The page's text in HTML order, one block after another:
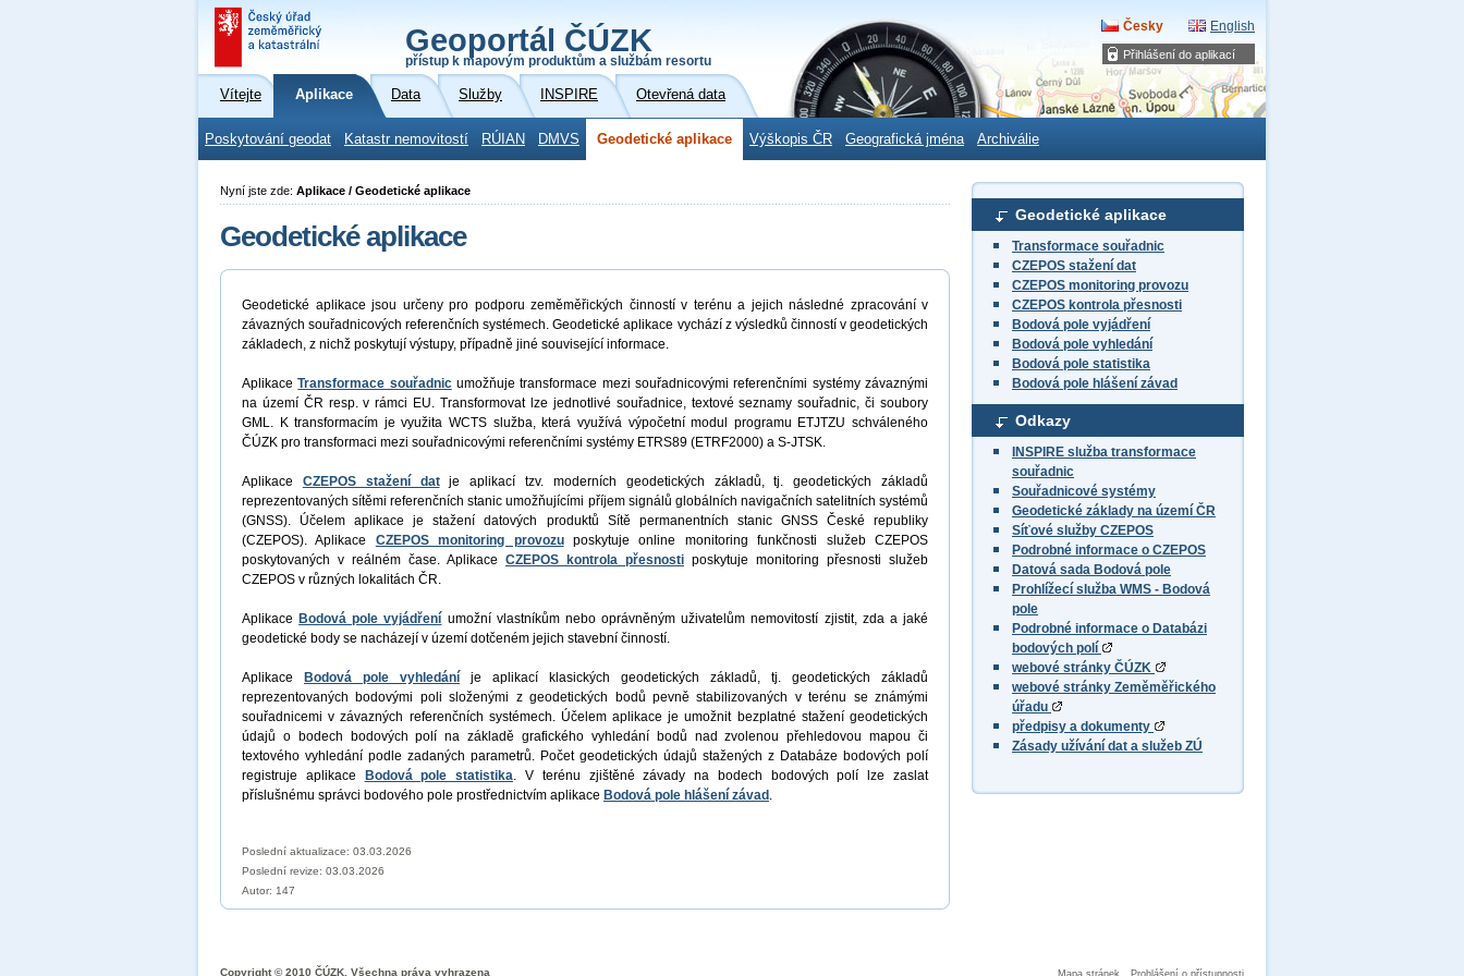
Přihlášení do aplikací
Geoportál ČÚZK
přístup k mapovým produktům a službám resortu
Česky English
Vítejte Aplikace Data Služby INSPIRE Otevřená data
Poskytování geodat Katastr nemovitostí RÚIAN DMVS Geodetické aplikace Výškopis ČR Geografická jména Archiválie
Geodetické aplikace
Transformace souřadnic
CZEPOS stažení dat
CZEPOS monitoring provozu
CZEPOS kontrola přesnosti
Bodová pole vyjádření
Bodová pole vyhledání
Bodová pole statistika
Bodová pole hlášení závad
Odkazy
INSPIRE služba transformace
souřadnic
Souřadnicové systémy
Geodetické základy na území ČR
Síťové služby CZEPOS
Podrobné informace o CZEPOS
Datová sada Bodová pole
Prohlížecí služba WMS - Bodová
pole
Podrobné informace o Databázi
bodových polí
webové stránky ČÚZK
webové stránky Zeměměřického
úřadu
předpisy a dokumenty
Zásady užívání dat a služeb ZÚ
Nyní jste zde: Aplikace / Geodetické aplikace
Geodetické aplikace
Geodetické aplikace jsou určeny pro podporu zeměměřických činností v terénu a jejich následné zpracování v
závazných souřadnicových referenčních systémech. Geodetické aplikace vychází z výsledků činností v geodetických
základech, z nichž poskytují výstupy, případně jiné související informace.
AplikaceTransformace souřadnicumožňuje transformace mezi souřadnicovými referenčními systémy závaznými
na území ČR resp. v rámci EU. Transformovat lze jednotlivé souřadnice, textové seznamy souřadnic, či soubory
GML. K transformacím je využita WCTS služba, která využívá výpočetní modul programu ETJTZU schváleného
ČÚZK pro transformaci mezi souřadnicovými referenčními systémy ETRS89 (ETRF2000) a S-JTSK.
Aplikace CZEPOS stažení datje aplikací tzv. moderních geodetických základů, tj. geodetických základů
reprezentovaných sítěmi referenčních stanic umožňujícími příjem signálů globálních navigačních satelitních systémů
(GNSS). Účelem aplikace je stažení datových produktů Sítě permanentních stanic GNSS České republiky
(CZEPOS). Aplikace CZEPOS monitoring provozuposkytuje online monitoring funkčnosti služeb CZEPOS
poskytovaných v reálném čase. Aplikace CZEPOS kontrola přesnosti poskytuje monitoring přesnosti služeb
CZEPOS v různých lokalitách ČR.
Aplikace Bodová pole vyjádření umožní vlastníkům nebo oprávněným uživatelům nemovitostí zjistit, zda a jaké
geodetické body se nacházejí v území dotčeném jejich stavební činností.
Aplikace Bodová pole vyhledání je aplikací klasických geodetických základů, tj. geodetických základů
reprezentovaných bodovými poli složenými z geodetických bodů pevně stabilizovaných v terénu se známými
souřadnicemi v závazných referenčních systémech. Účelem aplikace je umožnit bezplatné stažení geodetických
údajů o bodech bodových polí na základě grafického vyhledání bodů nad zvolenou přehledovou mapou či
textového vyhledání podle zadaných parametrů. Počet geodetických údajů stažených z Databáze bodových polí
registruje aplikace
Bodová pole statistika. V terénu zjištěné závady na bodech bodových polí lze zaslat
příslušnému správci bodového pole prostřednictvím aplikace Bodová pole hlášení závad .
Poslední aktualizace: 03.03.2026
Poslední revize: 03.03.2026
Autor: 147
Mapa stránek Prohlášení o přístupnosti
Copyright © 2010 ČÚZK, Všechna práva vyhrazena